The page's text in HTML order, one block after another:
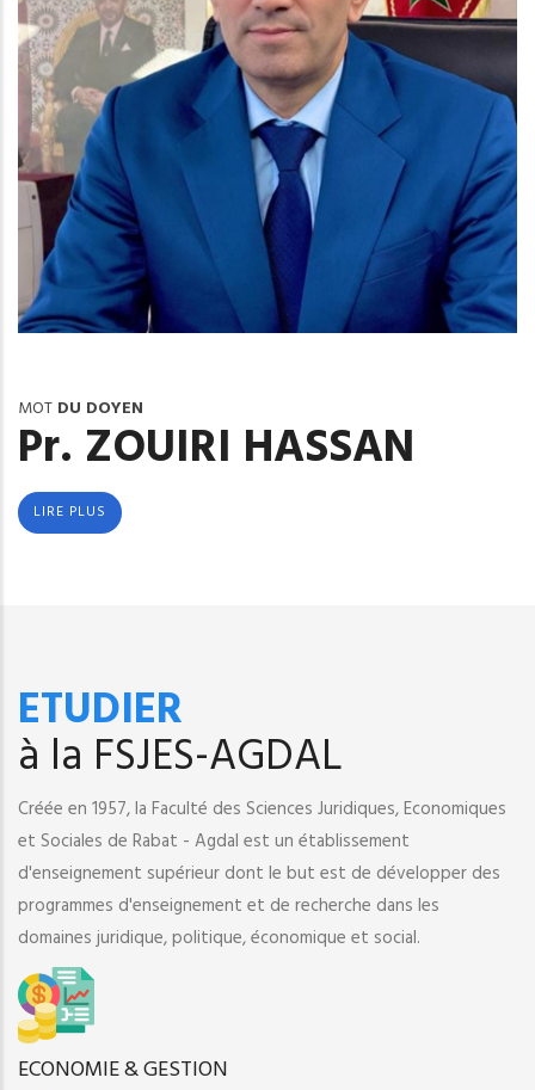
MOT DU DOYEN
Pr. ZOUIRI HASSAN
LIRE PLUS
ETUDIER
à la FSJES-AGDAL
Créée en 1957, la Faculté des Sciences Juridiques, Economiques
et Sociales de Rabat - Agdal est un établissement
d'enseignement supérieur dont le but est de développer des
programmes d'enseignement et de recherche dans les
domaines juridique, politique, économique et social.
ECONOMIE & GESTION